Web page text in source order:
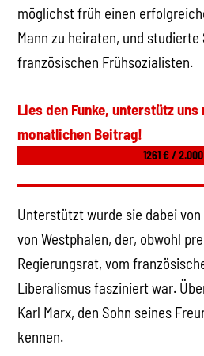
möglichst früh einen
Mann zu heiraten, und
französischen Frühsozialisten.
Lies den Funke, unterstütz
monatlichen Beitrag!
1261 € /
Unterstützt wurde sie dabei
von Westphalen, der, obwohl
Regierungsrat, vom
Liberalismus fasziniert war.
Karl Marx, den Sohn seines
kennen.